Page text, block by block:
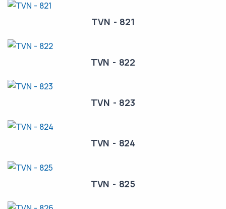
TVN - 821
TVN - 822
TVN - 823
TVN - 824
TVN - 825